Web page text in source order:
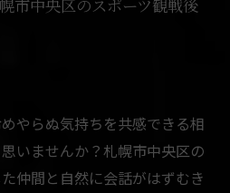
市中央区のスポーツ観戦後
やらぬ気持ちを共感できる相
いませんか？札幌市中央区の
仲間と自然に会話がはずむき